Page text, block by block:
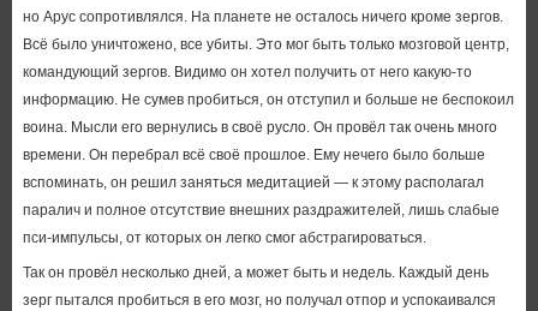
но Арус сопротивлялся. На планете не осталось ничего кроме зергов.
Всё было уничтожено, все убиты. Это мог быть только мозговой центр,
командующий зергов. Видимо он хотел получить от него какую-то
информацию. Не сумев пробиться, он отступил и больше не беспокоил
воина. Мысли его вернулись в своё русло. Он провёл так очень много
времени. Он перебрал всё своё прошлое. Ему нечего было больше
вспоминать, он решил заняться медитацией — к этому располагал
паралич и полное отсутствие внешних раздражителей, лишь слабые
пси-импульсы, от которых он легко смог абстрагироваться.
Так он провёл несколько дней, а может быть и недель. Каждый день
зерг пытался пробиться в его мозг, но получал отпор и успокаивался